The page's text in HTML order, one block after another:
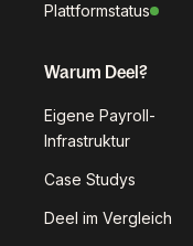
Plattformstatus
Warum Deel?
Eigene Payroll-
Infrastruktur
Case Studys
Deel im Vergleich